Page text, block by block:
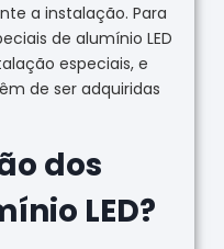
a instalação. Para
de alumínio LED
especiais, e
de ser adquiridas
dos
LED?